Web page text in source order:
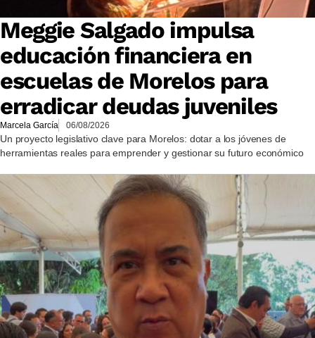
Meggie Salgado impulsa
educación financiera en
escuelas de Morelos para
erradicar deudas juveniles
Marcela García 06/08/2026
Un proyecto legislativo clave para Morelos: dotar a los jóvenes de
herramientas reales para emprender y gestionar su futuro económico